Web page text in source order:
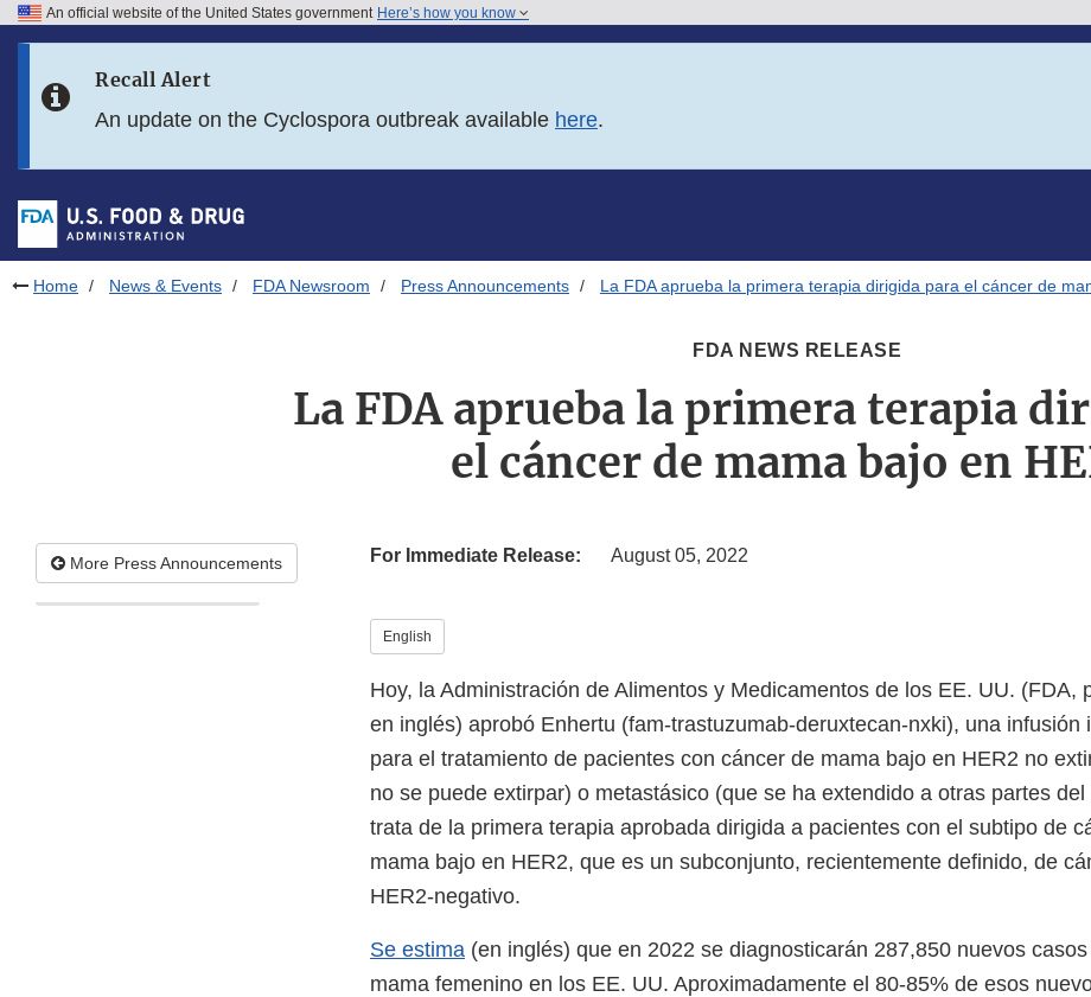
Skip to FDA Search
Skip to footer links
An official website of the United States government Here’s how you know
Recall Alert
An update on the Cyclospora outbreak available here.
Home News & Events FDA Newsroom Press Announcements La FDA aprueba la primera terapia dirigida para el cáncer de
FDA NEWS RELEASE
La FDA aprueba la primera terapia
el cáncer de mama bajo en
More Press Announcements For Immediate Release: August 05, 2022
English
Hoy, la Administración de Alimentos y Medicamentos de los EE. UU. (FDA,
en inglés) aprobó Enhertu (fam-trastuzumab-deruxtecan-nxki), una infusión
para el tratamiento de pacientes con cáncer de mama bajo en HER2 no
no se puede extirpar) o metastásico (que se ha extendido a otras partes
trata de la primera terapia aprobada dirigida a pacientes con el subtipo de
mama bajo en HER2, que es un subconjunto, recientemente definido, de
HER2-negativo.
Se estima (en inglés) que en 2022 se diagnosticarán 287,850 nuevos
mama femenino en los EE. UU. Aproximadamente el 80-85% de esos